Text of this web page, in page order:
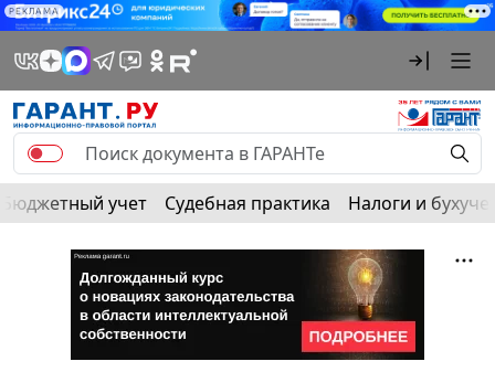
РЕКЛАМА
Бюджетный учет Судебная практика Налоги и